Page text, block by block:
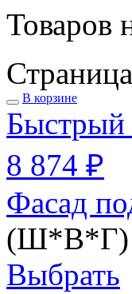
Товаров
В корзине
Быстрый
8 874 ₽
Фасад
(Ш*В*Г)
Выбрать